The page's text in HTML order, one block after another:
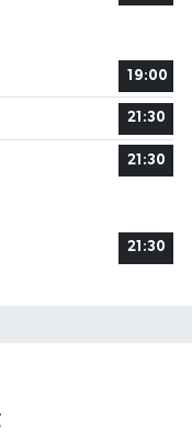
19:00
21:30
21:30
21:30